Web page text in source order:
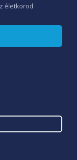
életkorod